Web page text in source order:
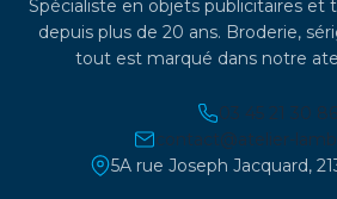
Spécialiste en objets publicitaires et
depuis plus de 20 ans. Broderie,
tout est marqué dans notre
03 45 21 30 86
contact@atelier-
5A rue Joseph Jacquard,